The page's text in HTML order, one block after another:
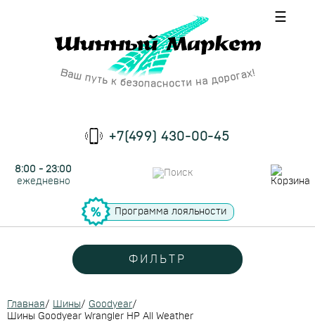
☰
+7(499) 430-00-45
8:00 - 23:00
ежедневно
Программа лояльности
ФИЛЬТР
Главная/ Шины/ Goodyear/
Шины Goodyear Wrangler HP All Weather